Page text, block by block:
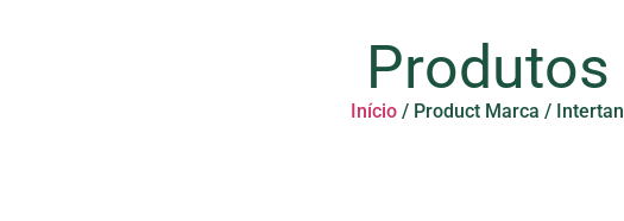
Produtos
Início / Product Marca / Intertan